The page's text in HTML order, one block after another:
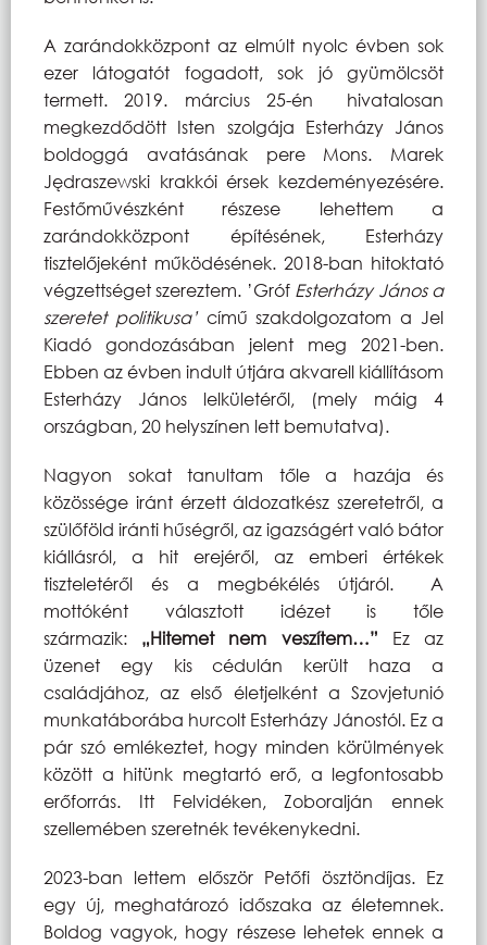
A zarándokközpont az elmúlt nyolc évben sok
ezer látogatót fogadott, sok jó gyümölcsöt
termett. 2019. március 25-én
hivatalosan
megkezdődött Isten szolgája Esterházy János
boldoggá avatásának pere Mons. Marek
Jędraszewski krakkói érsek kezdeményezésére.
Festőművészként részese lehettem a
zarándokközpont építésének, Esterházy
tisztelőjeként működésének. 2018-ban hitoktató
végzettséget szereztem. ’Gróf Esterházy János a
szeretet politikusa’című szakdolgozatom a Jel
Kiadó gondozásában jelent meg 2021-ben.
Ebben az évben indult útjára akvarell kiállításom
Esterházy János lelkületéről, (mely máig 4
országban, 20 helyszínen lett bemutatva).
Nagyon sokat tanultam tőle a hazája és
közössége iránt érzett áldozatkész szeretetről, a
szülőföld iránti hűségről, az igazságért való bátor
kiállásról, a hit erejéről, az emberi értékek
tiszteletéről és a megbékélés útjáról. A
mottóként választott idézet is tőle
származik: „Hitemet nem veszítem…” Ez az
üzenet egy kis cédulán került haza a
családjához, az első életjelként a Szovjetunió
munkatáborába hurcolt Esterházy Jánostól. Ez a
pár szó emlékeztet, hogy minden körülmények
között a hitünk megtartó erő, a legfontosabb
erőforrás. Itt Felvidéken, Zoboralján ennek
szellemében szeretnék tevékenykedni.
2023-ban lettem először Petőfi ösztöndíjas. Ez
egy új, meghatározó időszaka az életemnek.
Boldog vagyok, hogy részese lehetek ennek a